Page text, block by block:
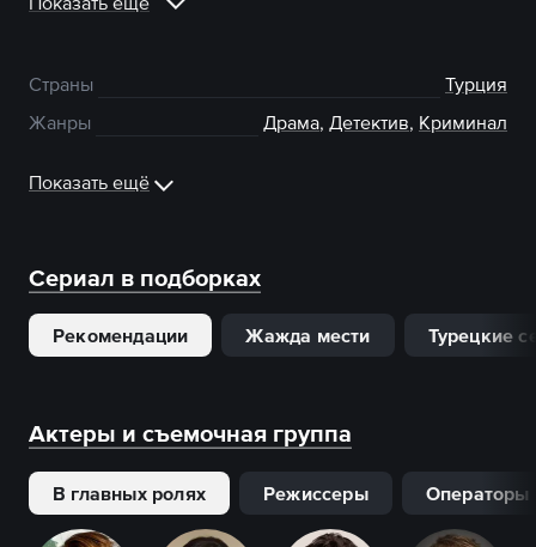
Страны
Турция
Жанры
Драма, Детектив, Криминал
Показать ещё
Сериал в подборках
Рекомендации Жажда мести Турецкие
Актеры и съемочная группа
В главных ролях Режиссеры Операторы